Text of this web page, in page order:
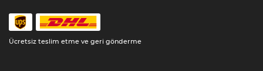
Ücretsiz teslim etme ve geri gönderme